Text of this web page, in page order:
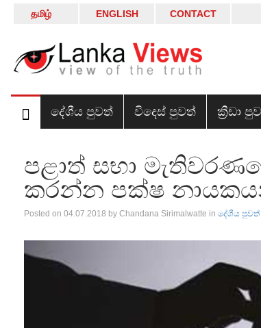
தமிழ் ENGLISH CONTACT
දේශීය පුවත් විදෙස් පුවත් ක්‍රීඩා
පළාත් සභා
කරන්න පක්ෂ
Posted on 04.07.2018 by Chandana Sirimalwatte in දේශීය පුවත්